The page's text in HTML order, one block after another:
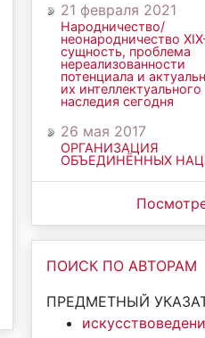
21 февраля 2021
Народничество/
неонародничество
сущность, проблема
нереализованности
потенциала и
их интеллектуального
наследия сегодня
26 мая 2017
ОРГАНИЗАЦИЯ
ОБЪЕДИНЁННЫХ
ПОИСК ПО АВТОРАМ
ПРЕДМЕТНЫЙ